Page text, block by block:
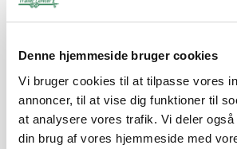
Denne hjemmeside bruger cookies
Vi bruger cookies til at tilpasse vores
annoncer, til at vise dig funktioner til
at analysere vores trafik. Vi deler også
din brug af vores hjemmeside med
Tilvalg
monteret, mens presenninger og lignende